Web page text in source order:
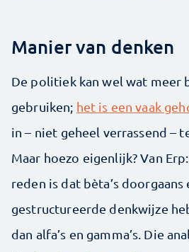
Manier van denken
De politiek kan wel wat meer
gebruiken; het is een vaak
in – niet geheel verrassend –
Maar hoezo eigenlijk? Van
reden is dat bèta’s doorgaans
gestructureerde denkwijze
dan alfa’s en gamma’s. Die